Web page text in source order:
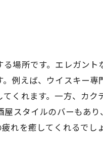
場所です。エレガン
例えば、ウイスキー
くれます。一方、カ
スタイルのバーもあ
れを癒してくれるでし